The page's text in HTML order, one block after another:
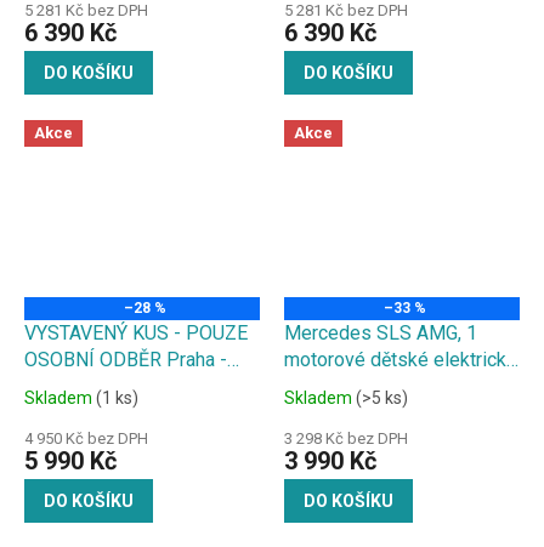
5 281 Kč bez DPH
6 390 Kč
DO KOŠÍKU
5 281 Kč bez DPH
6 390 Kč
DO KOŠÍKU
Akce
–28 %
VYSTAVENÝ KUS - POUZE
OSOBNÍ ODBĚR Praha -
Audi Q5 , 2 motorové
dětské elektrické autíčko
Metalíza 12V 7Ah - silnější
baterie
Skladem (1 ks)
4 950 Kč bez DPH
5 990 Kč
DO KOŠÍKU
Akce
–33 %
Mercedes SLS AMG, 1
motorové dětské elektrické
autíčko
Skladem (>5 ks)
3 298 Kč bez DPH
3 990 Kč
DO KOŠÍKU